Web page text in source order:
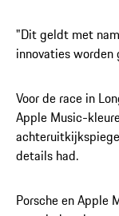
"Dit geldt met
innovaties
Voor de race in
Apple Music-
details had.
Porsche en Apple